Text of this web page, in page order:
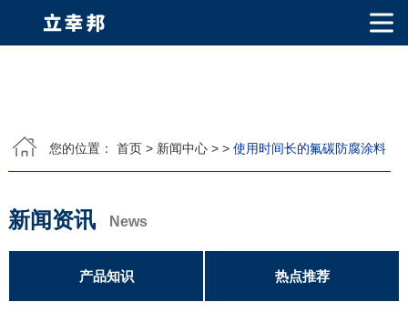
公司简介
公司相册
PVDF固体氟碳涂料
超细氟碳粉
烤瓷粉
耐候粉
漫反射粉
E T F E(铁氟龙粉)
产品知识
您的位置： 首页> 新闻中心> > 使用时间长的氟碳防腐涂料
新闻资讯 News
产品知识 热点推荐